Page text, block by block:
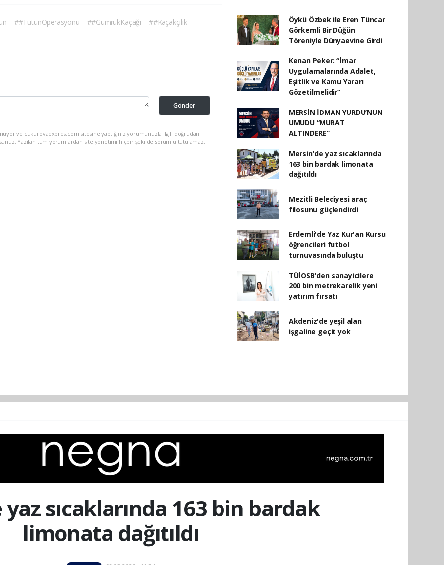
##TütünOperasyonu ##GümrükKaçağı
##Kaçakçılık
Gönder
ve cukurovaexpres.com sitesine yaptığınız yorumunuzla ilgili doğrudan
Yazılan tüm yorumlardan site yönetimi hiçbir şekilde sorumlu tutulamaz.
Öykü Özbek ile Eren Tüncar
Görkemli Bir Düğün
Töreniyle Dünyaevine Girdi
Kenan Peker: “İmar
Uygulamalarında Adalet,
Eşitlik ve Kamu Yararı
Gözetilmelidir”
MERSİN İDMAN YURDU’NUN
UMUDU “MURAT
ALTINDERE”
Mersin'de yaz sıcaklarında
163 bin bardak limonata
dağıtıldı
Mezitli Belediyesi araç
filosunu güçlendirdi
Erdemli'de Yaz Kur'an Kursu
öğrencileri futbol
turnuvasında buluştu
TÜİOSB'den sanayicilere
200 bin metrekarelik yeni
yatırım fırsatı
Akdeniz'de yeşil alan
işgaline geçit yok
sıcaklarında 163 bin bardak
limonata dağıtıldı